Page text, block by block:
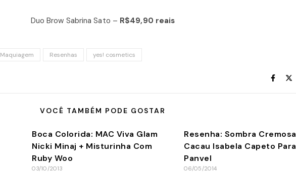
Duo Brow Sabrina Sato – R$49,90 reais
Maquiagem Resenhas yes! cosmetics
VOCÊ TAMBÉM PODE GOSTAR
Boca Colorida: MAC Viva Glam
Nicki Minaj + Misturinha Com
Ruby Woo
03/10/2013
Resenha: Sombra Cremosa
Cacau Isabela Capeto Para
Panvel
06/05/2014